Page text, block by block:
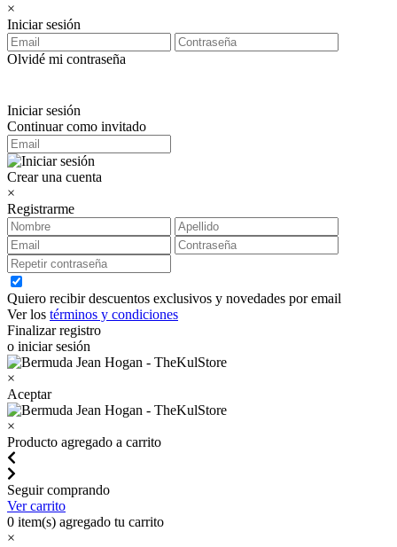
×
Iniciar sesión
Olvidé mi contraseña
Iniciar sesión
Continuar como invitado
Crear una cuenta
×
Registrarme
Quiero recibir descuentos exclusivos y novedades por email
Ver los términos y condiciones
Finalizar registro
o iniciar sesión
×
Aceptar
×
Producto agregado a carrito
Seguir comprando
Ver carrito
0 item(s) agregado tu carrito
×